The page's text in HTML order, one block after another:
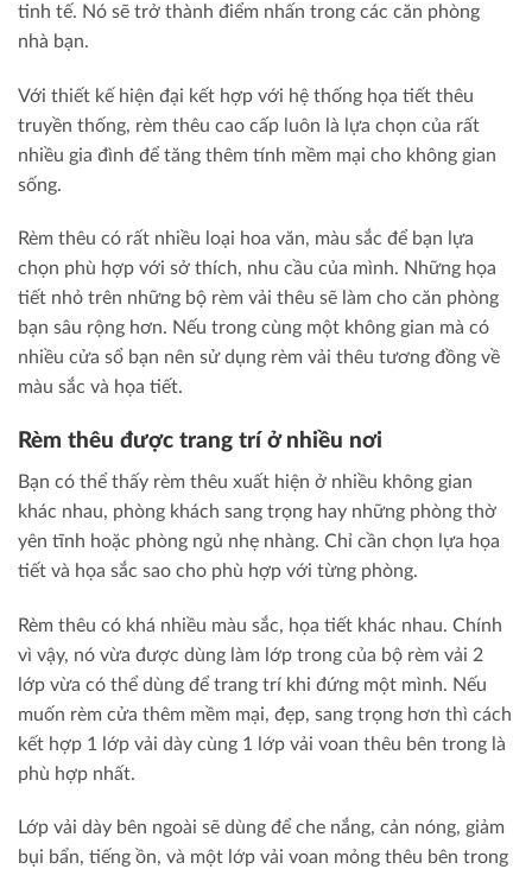
tinh tế. Nó sẽ trở thành điểm nhấn trong các căn phòng
nhà bạn.
Với thiết kế hiện đại kết hợp với hệ thống họa tiết thêu
truyền thống, rèm thêu cao cấp luôn là lựa chọn của rất
nhiều gia đình để tăng thêm tính mềm mại cho không gian
sống.
Rèm thêu có rất nhiều loại hoa văn, màu sắc để bạn lựa
chọn phù hợp với sở thích, nhu cầu của mình. Những họa
tiết nhỏ trên những bộ rèm vải thêu sẽ làm cho căn phòng
bạn sâu rộng hơn. Nếu trong cùng một không gian mà có
nhiều cửa sổ bạn nên sử dụng rèm vải thêu tương đồng về
màu sắc và họa tiết.
Rèm thêu được trang trí ở nhiều nơi
Bạn có thể thấy rèm thêu xuất hiện ở nhiều không gian
khác nhau, phòng khách sang trọng hay những phòng thờ
yên tĩnh hoặc phòng ngủ nhẹ nhàng. Chỉ cần chọn lựa họa
tiết và họa sắc sao cho phù hợp với từng phòng.
Rèm thêu có khá nhiều màu sắc, họa tiết khác nhau. Chính
vì vậy, nó vừa được dùng làm lớp trong của bộ rèm vải 2
lớp vừa có thể dùng để trang trí khi đứng một mình. Nếu
muốn rèm cửa thêm mềm mại, đẹp, sang trọng hơn thì cách
kết hợp 1 lớp vải dày cùng 1 lớp vải voan thêu bên trong là
phù hợp nhất.
Lớp vải dày bên ngoài sẽ dùng để che nắng, cản nóng, giảm
bụi bẩn, tiếng ồn, và một lớp vải voan mỏng thêu bên trong